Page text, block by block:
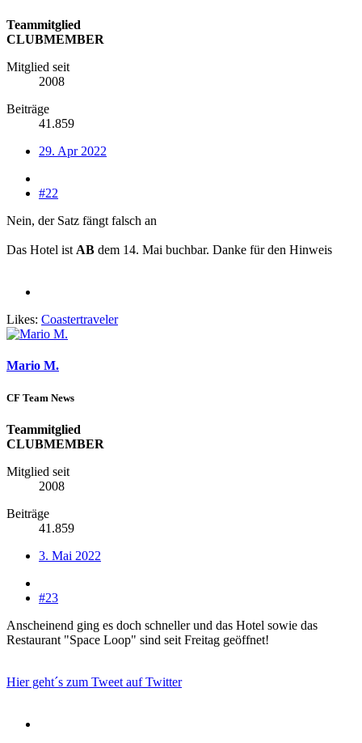
Teammitglied
CLUBMEMBER
Mitglied seit
2008
Beiträge
41.859
29. Apr 2022
#22
Nein, der Satz fängt falsch an
Das Hotel ist AB dem 14. Mai buchbar. Danke für den Hinweis
Likes: Coastertraveler
Mario M.
CF Team News
Teammitglied
CLUBMEMBER
Mitglied seit
2008
Beiträge
41.859
3. Mai 2022
#23
Anscheinend ging es doch schneller und das Hotel sowie das
Restaurant "Space Loop" sind seit Freitag geöffnet!
Hier geht´s zum Tweet auf Twitter